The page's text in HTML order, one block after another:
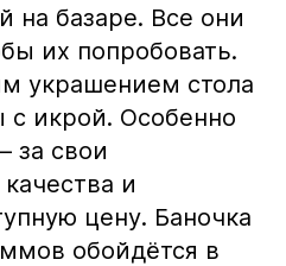
на базаре. Все они
их попробовать.
украшением стола
с икрой. Особенно
за свои
и
цену. Баночка
обойдётся в